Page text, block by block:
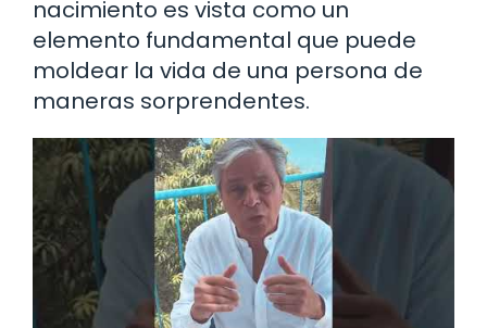
nacimiento es vista como un
elemento fundamental que puede
moldear la vida de una persona de
maneras sorprendentes.